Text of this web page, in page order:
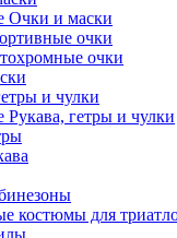
Очки и маски
очки
очки
и чулки
Рукава, гетры и чулки
костюмы для